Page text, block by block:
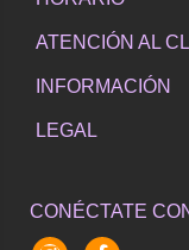
ATENCIÓN AL
INFORMACIÓN
LEGAL
CONÉCTATE